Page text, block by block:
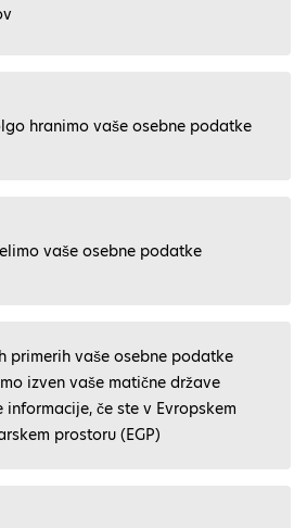
hranimo vaše osebne podatke
vaše osebne podatke
primerih vaše osebne podatke
izven vaše matične države
informacije, če ste v Evropskem
prostoru (EGP)